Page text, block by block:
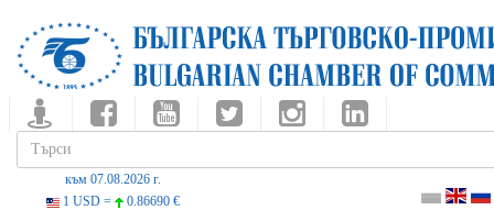
към 07.08.2026 г.
1 USD =
0.86690 €